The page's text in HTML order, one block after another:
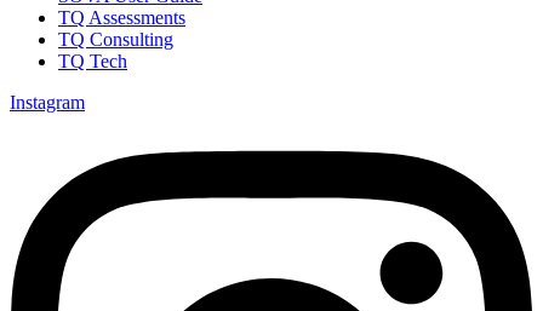
TQ Assessments
TQ Consulting
TQ Tech
Instagram